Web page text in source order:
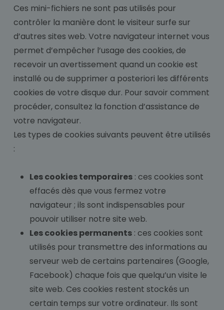
Ces mini-fichiers ne sont pas utilisés pour
contrôler la manière dont le visiteur surfe sur
d’autres sites web. Votre navigateur internet vous
permet d’empêcher l’usage des cookies, de
recevoir un avertissement quand un cookie est
installé ou de supprimer a posteriori les différents
cookies de votre disque dur. Pour savoir comment
procéder, consultez la fonction d’assistance de
votre navigateur.
Les types de cookies suivants peuvent être utilisés
:
Les cookies temporaires : ces cookies sont
effacés dès que vous fermez votre
navigateur ; ils sont indispensables pour
pouvoir utiliser notre site web.
Les cookies permanents : ces cookies sont
utilisés pour transmettre des informations au
serveur web de certains partenaires (Google,
Facebook) chaque fois que quelqu’un visite le
site web. Ces cookies restent stockés un
certain temps sur votre ordinateur. Ils sont